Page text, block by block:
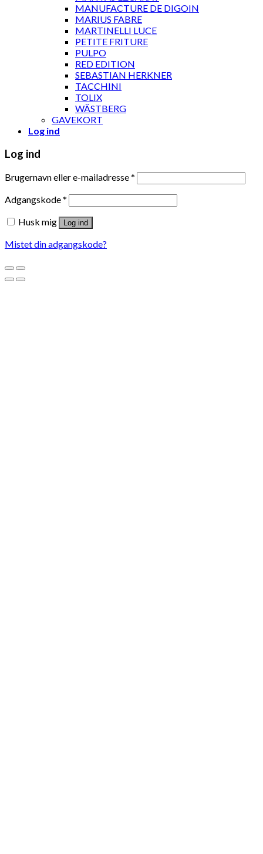
MANUFACTURE DE DIGOIN
MARIUS FABRE
MARTINELLI LUCE
PETITE FRITURE
PULPO
RED EDITION
SEBASTIAN HERKNER
TACCHINI
TOLIX
WÄSTBERG
GAVEKORT
Log ind
Log ind
Brugernavn eller e-mailadresse*
Adgangskode*
Husk mig
Log ind
Mistet din adgangskode?